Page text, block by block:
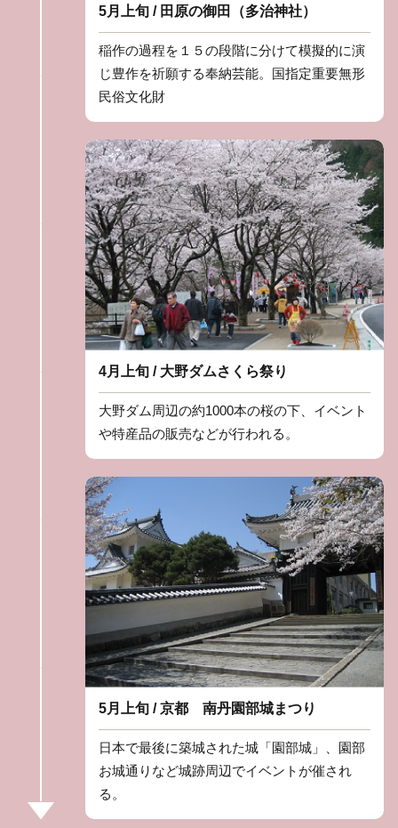
5月上旬 / 田原の御田（多治神社）
稲作の過程を１５の段階に分けて模擬的に演
じ豊作を祈願する奉納芸能。国指定重要無形
民俗文化財
4月上旬 / 大野ダムさくら祭り
大野ダム周辺の約1000本の桜の下、イベント
や特産品の販売などが行われる。
5月上旬 / 京都 南丹園部城まつり
日本で最後に築城された城「園部城」、園部
お城通りなど城跡周辺でイベントが催され
る。